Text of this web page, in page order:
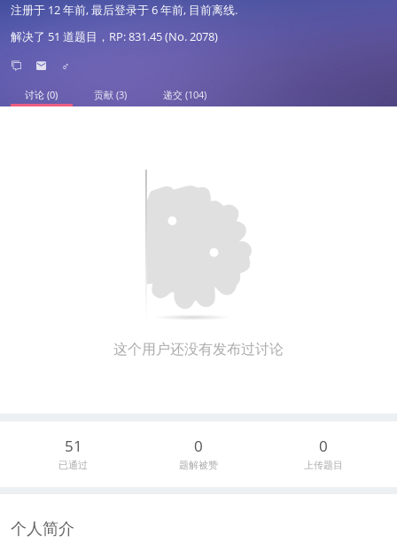
注册于 12 年前, 最后登录于6 年前, 目前离线.
解决了 51 道题目，RP: 831.45 (No. 2078)
♂
讨论 (0) 贡献 (3) 递交 (104)
这个用户还没有发布过讨论
51
已通过
0
题解被赞
0
上传题目
个人简介